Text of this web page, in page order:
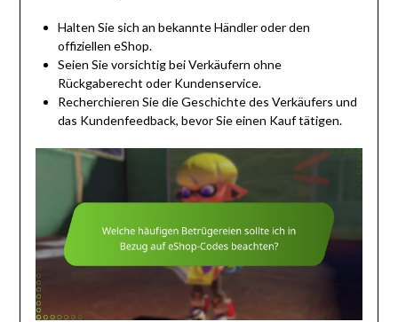
Halten Sie sich an bekannte Händler oder den
offiziellen eShop.
Seien Sie vorsichtig bei Verkäufern ohne
Rückgaberecht oder Kundenservice.
Recherchieren Sie die Geschichte des Verkäufers und
das Kundenfeedback, bevor Sie einen Kauf tätigen.